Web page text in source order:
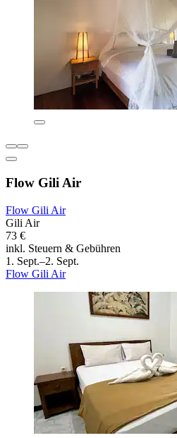
Flow Gili Air
Flow Gili Air
Gili Air
73 €
inkl. Steuern & Gebühren
1. Sept.–2. Sept.
Flow Gili Air